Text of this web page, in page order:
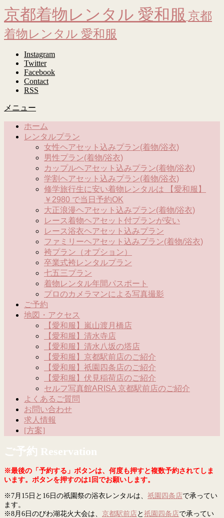
京都着物レンタル 愛和服 京都
着物レンタル 愛和服
Instagram
Twitter
Facebook
Contact
RSS
メニュー
ホーム
レンタルプラン
女性ヘアセット込みプラン(着物/浴衣)
男性プラン(着物/浴衣)
カップルヘアセット込みプラン(着物/浴衣)
学割ヘアセット込みプラン(着物/浴衣)
修学旅行生に安い着物レンタルは 【愛和服】
￥2980 で当日予約OK
大正浪漫ヘアセット込みプラン(着物/浴衣)
レース着物ヘアセット付プランが安い
レース浴衣ヘアセット込みプラン
ファミリーヘアセット込みプラン(着物/浴衣)
袴プラン（オプション）
卒業式袴レンタルプラン
七五三プラン
着物レンタル年間パスポート
プロのカメラマンによる写真撮影
ご予約
地図・アクセス
【愛和服】嵐山渡月橋店
【愛和服】清水寺店
【愛和服】清水八坂の塔店
【愛和服】京都駅前店のご紹介
【愛和服】祇園四条店のご紹介
【愛和服】伏見稲荷店のご紹介
セルフ写真館ARISA 京都駅前店のご紹介
よくあるご質問
お問い合わせ
求人情報
[方案]
ご予約 Reservation
※最後の「予約する」ボタンは、何度も押すと複数予約されてしま
います。ボタンを押すのは1回でお願いします。
※7月15日と16日の祇園祭の浴衣レンタルは、 祇園四条店で承ってい
ます。
※8月6日のびわ湖花火大会は、 京都駅前店 と 祇園四条店で承ってい